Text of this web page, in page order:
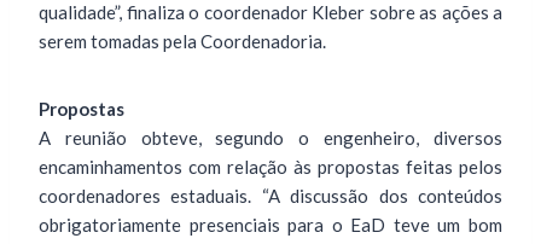
qualidade”, finaliza o coordenador Kleber sobre as ações a
serem tomadas pela Coordenadoria.
Propostas
A reunião obteve, segundo o engenheiro, diversos
encaminhamentos com relação às propostas feitas pelos
coordenadores estaduais. “A discussão dos conteúdos
obrigatoriamente presenciais para o EaD teve um bom